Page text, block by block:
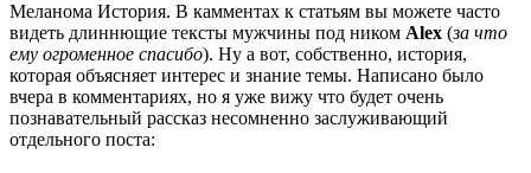
Меланома История. В камментах к статьям вы можете часто
видеть длиннющие тексты мужчины под ником Alex (за что
ему огроменное спасибо). Ну а вот, собственно, история,
которая объясняет интерес и знание темы. Написано было
вчера в комментариях, но я уже вижу что будет очень
познавательный рассказ несомненно заслуживающий
отдельного поста: